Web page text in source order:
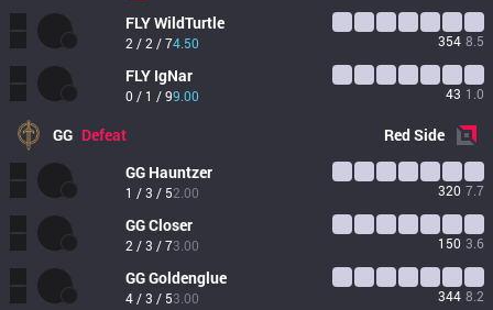
FLYWildTurtle
2 / 2 / 74.50 354 8.5
FLY IgNar
0 / 1 / 99.00 43 1.0
GG Defeat RedSide
GG Hauntzer
1 / 3 / 52.00 320 7.7
GGCloser
2 / 3 / 73.00 150 3.6
GGGoldenglue
4 / 3 / 53.00 344 8.2